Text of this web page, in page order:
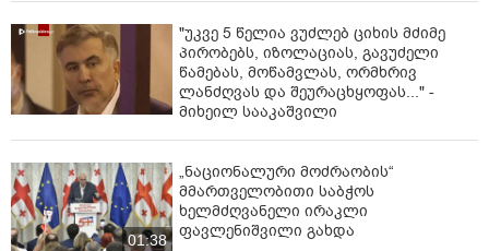
"უკვე 5 წელია ვუძლებ ციხის მძიმე
პირობებს, იზოლაციას, გავუძელი
წამებას, მოწამვლას, ორმხრივ
ლანძღვას და შეურაცხყოფას..." -
მიხეილ სააკაშვილი
01:38
„ნაციონალური მოძრაობის“
მმართველობითი საბჭოს
ხელმძღვანელი ირაკლი
ფავლენიშვილი გახდა